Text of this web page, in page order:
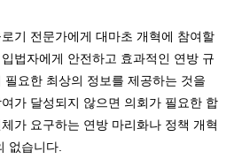
기 전문가에게 대마초 개혁에 참여할
법자에게 안전하고 효과적인 연방 규
요한 최상의 정보를 제공하는 것을
가 달성되지 않으면 의회가 필요한 합
가 요구하는 연방 마리화나 정책 개혁
없습니다.